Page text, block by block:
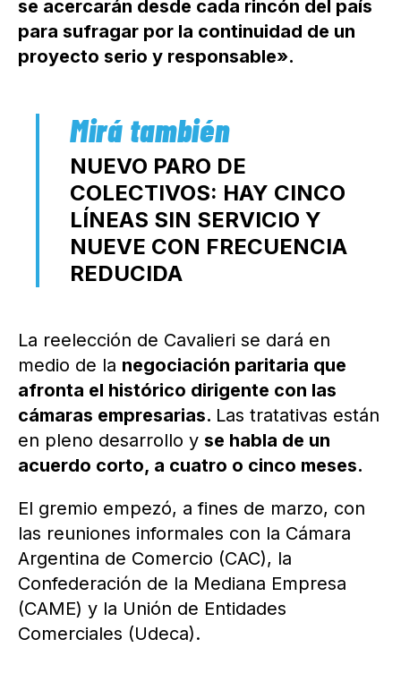
se acercarán desde cada rincón del país
para sufragar por la continuidad de un
proyecto serio y responsable».
NUEVO PARO DE
COLECTIVOS: HAY CINCO
LÍNEAS SIN SERVICIO Y
NUEVE CON FRECUENCIA
REDUCIDA
La reelección de Cavalieri se dará en
medio de la negociación paritaria que
afronta el histórico dirigente con las
cámaras empresarias. Las tratativas están
en pleno desarrollo y se habla de un
acuerdo corto, a cuatro o cinco meses.
El gremio empezó, a fines de marzo, con
las reuniones informales con la Cámara
Argentina de Comercio (CAC), la
Confederación de la Mediana Empresa
(CAME) y la Unión de Entidades
Comerciales (Udeca).